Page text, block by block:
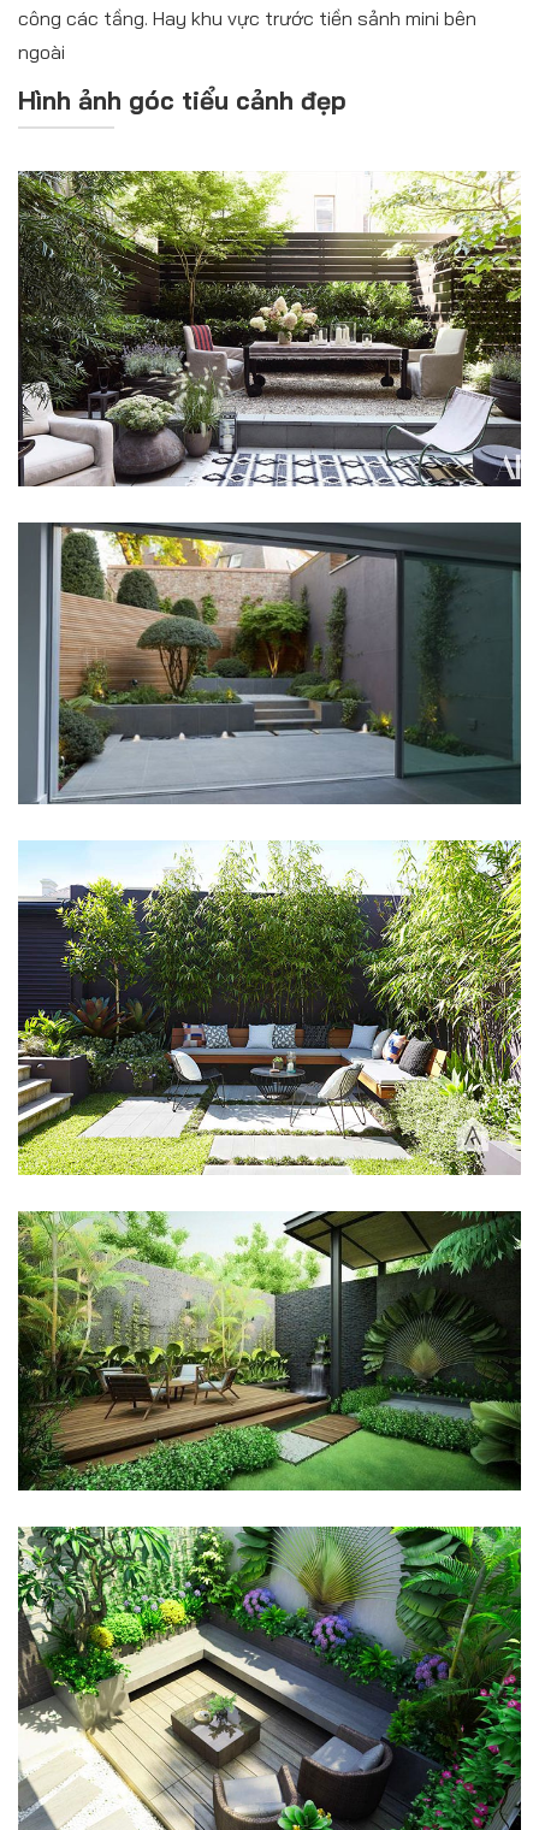
công các tầng. Hay khu vực trước tiền sảnh mini bên
ngoài
Hình ảnh góc tiểu cảnh đẹp